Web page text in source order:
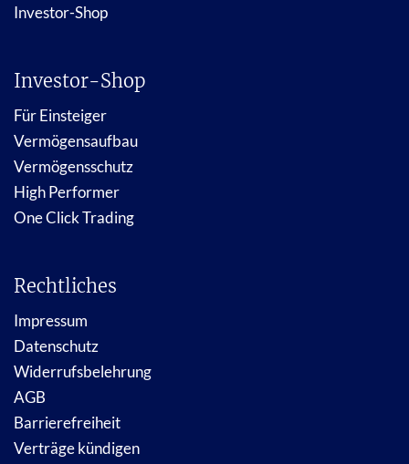
Investor-Shop
Investor-Shop
Für Einsteiger
Vermögensaufbau
Vermögensschutz
High Performer
One Click Trading
Rechtliches
Impressum
Datenschutz
Widerrufsbelehrung
AGB
Barrierefreiheit
Verträge kündigen